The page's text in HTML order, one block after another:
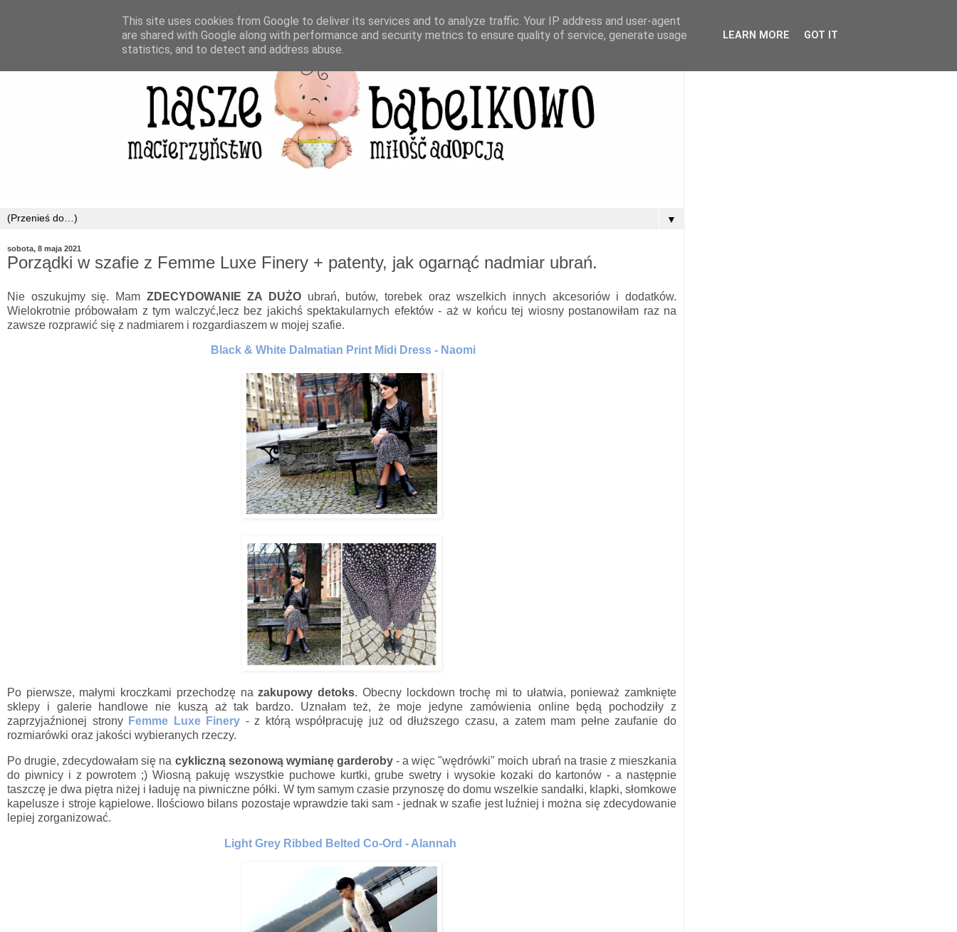
▼
sobota, 8 maja 2021
Porządki w szafie z Femme Luxe Finery + patenty, jak ogarnąć nadmiar ubrań.
Nie oszukujmy się. Mam ZDECYDOWANIE ZA DUŻO ubrań, butów, torebek oraz wszelkich innych akcesoriów i dodatków.
Wielokrotnie próbowałam z tym walczyć,lecz bez jakichś spektakularnych efektów - aż w końcu tej wiosny postanowiłam raz na
zawsze rozprawić się z nadmiarem i rozgardiaszem w mojej szafie.
Black & White Dalmatian Print Midi Dress - Naomi
Po pierwsze, małymi kroczkami przechodzę nazakupowy detoks. Obecny lockdown trochę mi to ułatwia, ponieważ zamknięte
sklepy i galerie handlowe nie kuszą aż tak bardzo. Uznałam też, że moje jedyne zamówienia online będą pochodziły z
zaprzyjaźnionej strony Femme Luxe Finery - z którą współpracuję już od dłuższego czasu, a zatem mam pełne zaufanie do
rozmiarówki oraz jakości wybieranych rzeczy.
Po drugie, zdecydowałam się na cykliczną sezonową wymianę garderoby- a więc "wędrówki" moich ubrań na trasie z mieszkania
do piwnicy i z powrotem ;) Wiosną pakuję wszystkie puchowe kurtki, grube swetry i wysokie kozaki do kartonów - a następnie
taszczę je dwa piętra niżej i ładuję na piwniczne półki. W tym samym czasie przynoszę do domu wszelkie sandałki, klapki, słomkowe
kapelusze i stroje kąpielowe. Ilościowo bilans pozostaje wprawdzie taki sam - jednak w szafie jest luźniej i można się zdecydowanie
lepiej zorganizować.
Light Grey Ribbed Belted Co-Ord - Alannah
This site uses cookies from Google to deliver its services and to analyze traffic. Your IP address and user-agent
are shared with Google along with performance and security metrics to ensure quality of service, generate usage
statistics, and to detect and address abuse.
LEARN MORE GOT IT